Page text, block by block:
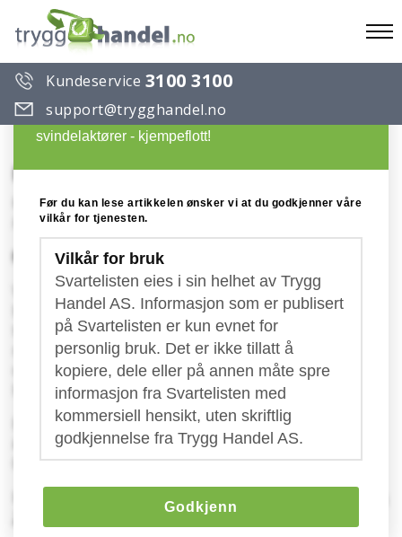
Kundeservice 3100 3100
support@trygghandel.no
Bringomar
Konto: 9801.52.88264
Publisert: 14.09.2017
Fakturaer "på avveie" fra Bringomar
Vi har de siste dagene fått inn flere klager fra
bedrifter som har mottatt en faktura fra et
transportselskap ved navn Bringomar. Ingen av
mottakerne har noen kjennskap til aktøren fra før
og har ikke lykkes å komme i kontakt med
bedriften.
Beskrivelse på faktura er: "#10020 - Transport Norge
kode 1(bud): Per kilometer" og prisen lander rundt 3
000 kr.
enkeltpersonforetak opprettet den
Svarteliste over useriøse selskaper og
svindelaktører - kjempeflott!
Før du kan lese artikkelen ønsker vi at du godkjenner våre
vilkår for tjenesten.
Vilkår for bruk
Svartelisten eies i sin helhet av Trygg
Handel AS. Informasjon som er publisert
på Svartelisten er kun evnet for
personlig bruk. Det er ikke tillatt å
kopiere, dele eller på annen måte spre
informasjon fra Svartelisten med
kommersiell hensikt, uten skriftlig
godkjennelse fra Trygg Handel AS.
Godkjenn